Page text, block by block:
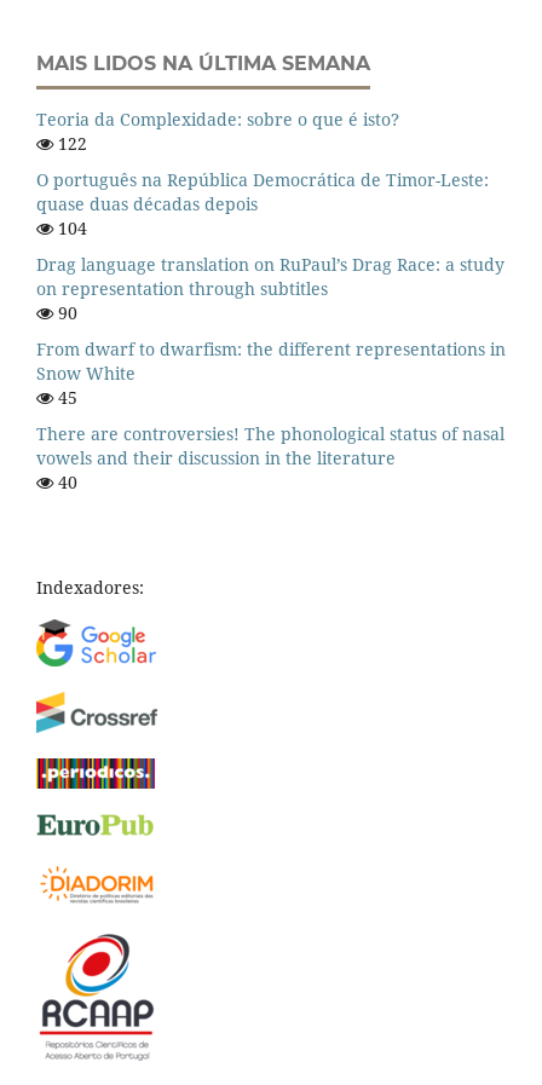
MAIS LIDOS NA ÚLTIMA SEMANA
Teoria da Complexidade: sobre o que é isto?
122
O português na República Democrática de Timor-Leste:
quase duas décadas depois
104
Drag language translation on RuPaul’s Drag Race: a study
on representation through subtitles
90
From dwarf to dwarfism: the different representations in
Snow White
45
There are controversies! The phonological status of nasal
vowels and their discussion in the literature
40
Indexadores: